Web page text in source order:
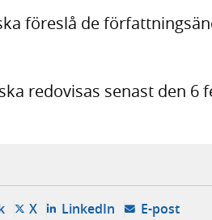
föreslå de
redovisas senast den 6
- öppnas i ny flik, extern
X- öppnas i ny flik, extern
LinkedIn- öppnas i ny
E-post-